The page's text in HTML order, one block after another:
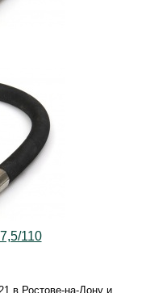
110
в Ростове-на-Дону и